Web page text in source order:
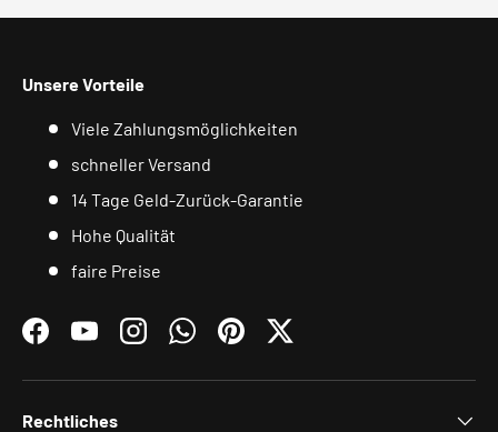
Unsere Vorteile
Viele Zahlungsmöglichkeiten
schneller Versand
14 Tage Geld-Zurück-Garantie
Hohe Qualität
faire Preise
FacebookYouTubeInstagramWhatsAppPinterestTwitter
Rechtliches